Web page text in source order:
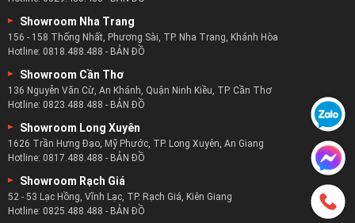
Showroom Nha Trang
156 - 158 Thống Nhất, Phương Sài, TP. Nha Trang, Khánh Hòa
Hotline: 0818.488.488 - BẢN ĐỒ
Showroom Cần Thơ
136 Nguyễn Văn Cừ, An Khánh, Quận Ninh Kiều, TP. Cần Thơ
Hotline: 0823.488.488 - BẢN ĐỒ
Showroom Long Xuyên
1626 Trần Hưng Đạo, Mỹ Phước, TP. Long Xuyên, An Giang
Hotline: 0817.488.488 - BẢN ĐỒ
Showroom Rạch Giá
52 - 53 Lạc Hồng, Vĩnh Lạc, TP. Rạch Giá, Kiên Giang
Hotline: 0825.488.488 - BẢN ĐỒ